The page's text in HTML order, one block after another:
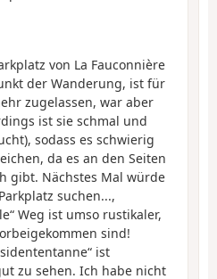
von La Fauconnière
der Wanderung, ist für
zugelassen, war aber
ist sie schmal und
sodass es schwierig
da es an den Seiten
gibt. Nächstes Mal würde
suchen...,
Weg ist umso rustikaler,
sind!
ist
zu sehen. Ich habe nicht